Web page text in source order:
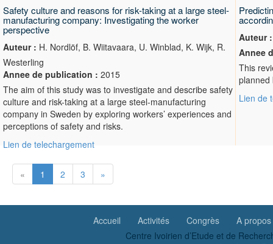
Safety culture and reasons for risk-taking at a large steel-
manufacturing company: Investigating the worker
perspective
Auteur : H. Nordlöf, B. Wiitavaara, U. Winblad, K. Wijk, R.
Westerling
Annee de publication : 2015
The aim of this study was to investigate and describe safety
culture and risk-taking at a large steel-manufacturing
company in Sweden by exploring workers’ experiences and
perceptions of safety and risks.
Lien de telechargement
Auteur :
Annee
This
planned
Lien de
« 1 2 3 »
Accueil Activités Congrès
A
Centre Ivoirien d’Etude et de